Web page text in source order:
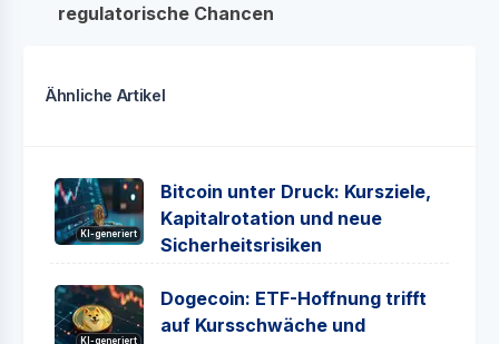
regulatorische Chancen
Ähnliche Artikel
KI-generiert
Bitcoin unter Druck: Kursziele,
Kapitalrotation und neue
Sicherheitsrisiken
KI-generiert
Dogecoin: ETF-Hoffnung trifft
auf Kursschwäche und